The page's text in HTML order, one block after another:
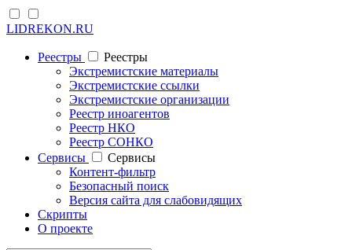
LIDREKON.RU
Реестры
Реестры
Экстремистские материалы
Экстремистские ссылки
Экстремистские организации
Реестр иноагентов
Реестр НКО
Реестр СОНКО
Cервисы
Cервисы
Контент-фильтр
Безопасный поиск
Версия сайта для слабовидящих
Скрипты
О проекте